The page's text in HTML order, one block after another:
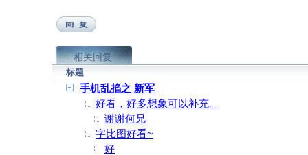
相关回复
标题
手机乱掐之 新军
好看，好多想象可以补充。
谢谢何兄
字比图好看~
好